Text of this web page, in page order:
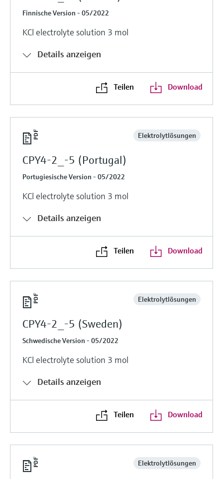
Finnische Version - 05/2022
KCl electrolyte solution 3 mol
Details anzeigen
Teilen Download
Elektrolytlösungen
CPY4-2_-5 (Portugal)
Portugiesische Version - 05/2022
KCl electrolyte solution 3 mol
Details anzeigen
Teilen Download
Elektrolytlösungen
CPY4-2_-5 (Sweden)
Schwedische Version - 05/2022
KCl electrolyte solution 3 mol
Details anzeigen
Teilen Download
Elektrolytlösungen